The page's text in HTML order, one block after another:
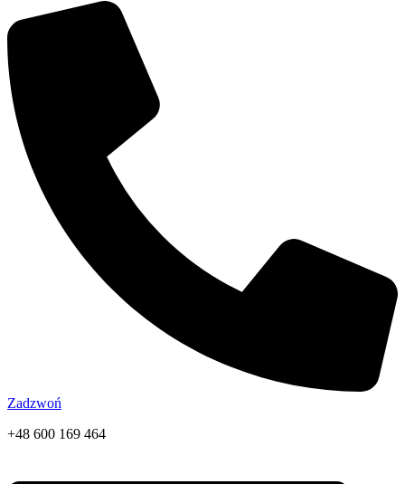
Zadzwoń
+48 600 169 464